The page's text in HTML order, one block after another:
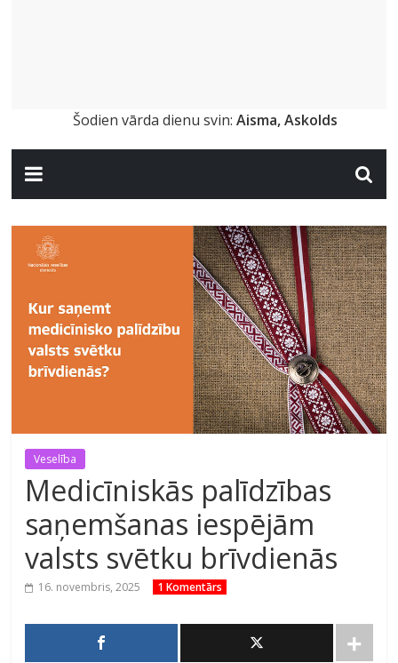
Šodien vārda dienu svin: Aisma, Askolds
Veselība
Medicīniskās palīdzības
saņemšanas iespējām
valsts svētku brīvdienās
16. novembris, 2025 1 Komentārs